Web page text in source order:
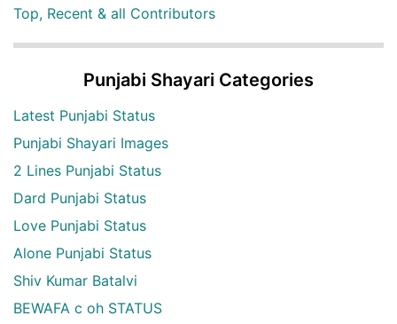
Top, Recent & all Contributors
Punjabi Shayari Categories
Latest Punjabi Status
Punjabi Shayari Images
2 Lines Punjabi Status
Dard Punjabi Status
Love Punjabi Status
Alone Punjabi Status
Shiv Kumar Batalvi
BEWAFA c oh STATUS